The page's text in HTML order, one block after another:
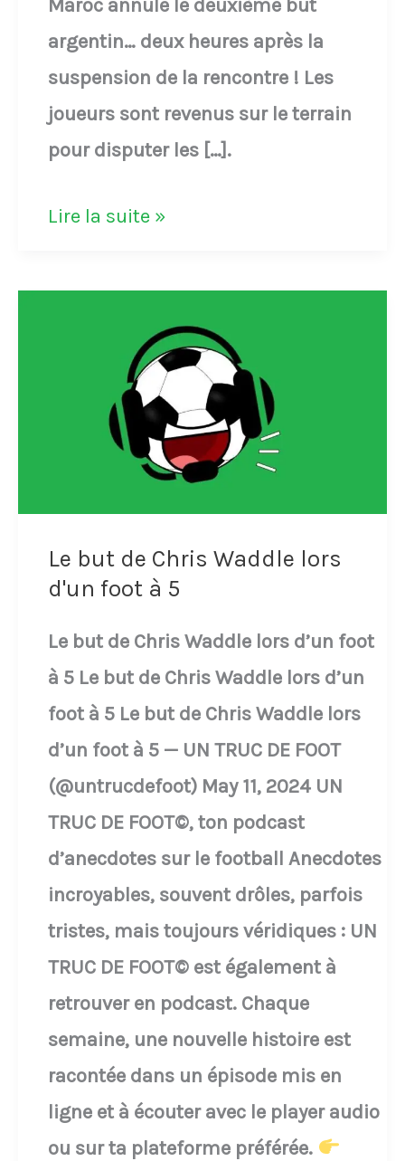
Maroc annule le deuxième but
argentin… deux heures après la
suspension de la rencontre ! Les
joueurs sont revenus sur le terrain
pour disputer les […].
L’arbitre
Maroc
deuxième
après
suspension
de
la
rencontre
!
Les
joueurs
sont
revenus
sur
le
terrain
pour
disputer
Lire la suite »
Le but de Chris Waddle lors
d'un foot à 5
Le but de Chris Waddle lors d’un foot
à 5 Le but de Chris Waddle lors d’un
foot à 5 Le but de Chris Waddle lors
d’un foot à 5 — UN TRUC DE FOOT
(@untrucdefoot) May 11, 2024 UN
TRUC DE FOOT©, ton podcast
d’anecdotes sur le football Anecdotes
incroyables, souvent drôles, parfois
tristes, mais toujours véridiques : UN
TRUC DE FOOT© est également à
retrouver en podcast. Chaque
semaine, une nouvelle histoire est
racontée dans un épisode mis en
ligne et à écouter avec le player audio
ou sur ta plateforme préférée.